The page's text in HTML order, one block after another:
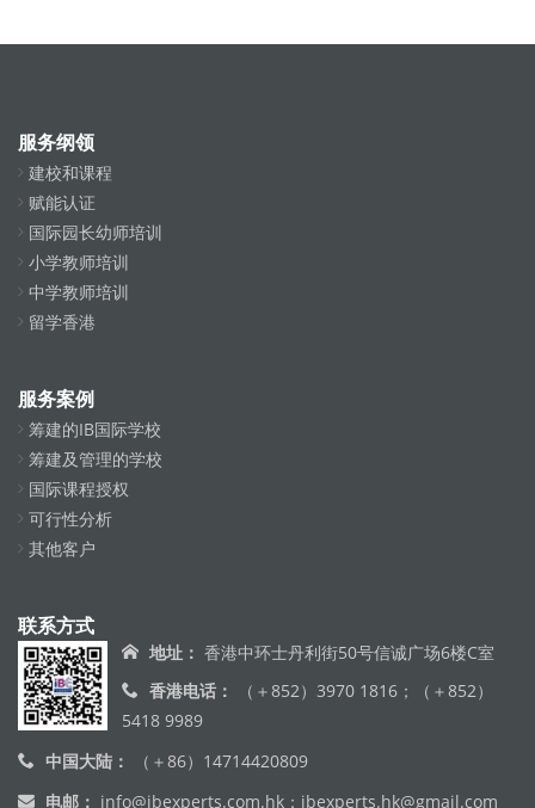
建校和课程
赋能认证
国际园长幼师培训
小学教师培训
中学教师培训
留学香港
筹建的IB国际学校
筹建及管理的学校
国际课程授权
可行性分析
其他客户
香港电话：（＋852）3970 1816；（＋852）
5418 9989
中国大陆： （＋86）14714420809
电邮： info@ibexperts.com.hk；ibexperts.hk@gmail.com